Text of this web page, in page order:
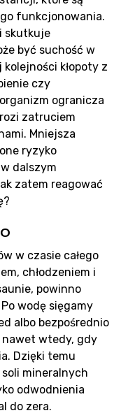
funkcjonowania.
skutkuje
być suchość w
kłopoty z
czy
ogranicza
zatruciem
Mniejsza
ryzyko
dalszym
zatem reagować
w czasie całego
chłodzeniem i
powinno
wodę sięgamy
albo bezpośrednio
nawet wtedy, gdy
Dzięki temu
mineralnych
odwodnienia
do zera.